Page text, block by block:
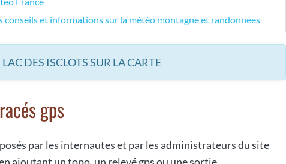
conseils et informations sur la météo montagne et randonnées
DES ISCLOTS SUR LA CARTE
gps
par les internautes et par les administrateurs du site